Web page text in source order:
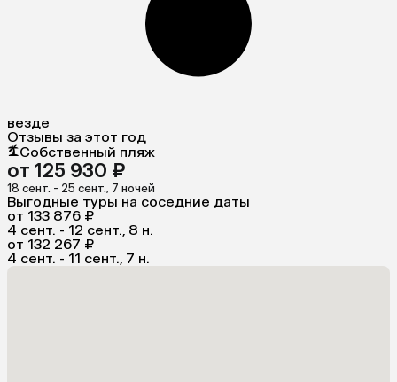
везде
Отзывы за этот год
Собственный пляж
от 125 930 ₽
18 сент. - 25 сент., 7 ночей
Выгодные туры на соседние даты
от 133 876 ₽
4 сент. - 12 сент., 8 н.
от 132 267 ₽
4 сент. - 11 сент., 7 н.